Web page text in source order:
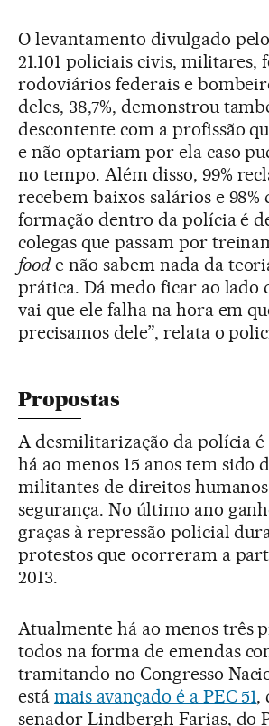
O levantamento divulgado
21.101 policiais civis, militares,
rodoviários federais e
deles, 38,7%, demonstrou
descontente com a profissão
e não optariam por ela caso
no tempo. Além disso, 99%
recebem baixos salários e 98%
formação dentro da polícia é
colegas que passam por
foode não sabem nada da
prática. Dá medo ficar ao lado
vai que ele falha na hora em
precisamos dele”, relata o
Propostas
A desmilitarização da polícia é
há ao menos 15 anos tem sido
militantes de direitos humanos
segurança. No último ano
graças à repressão policial
protestos que ocorreram a
2013.
Atualmente há ao menos três
todos na forma de emendas
tramitando no Congresso
está mais avançado é a PEC 51,
senador Lindbergh Farias, do